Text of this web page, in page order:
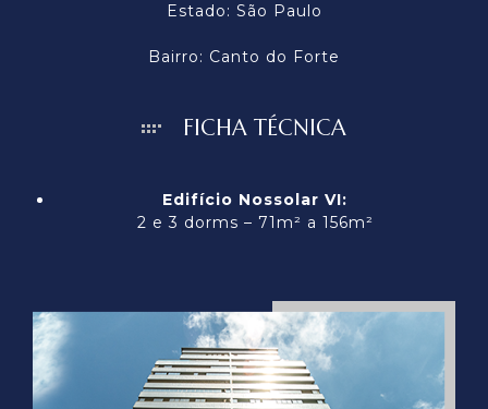
Estado: São Paulo
Bairro: Canto do Forte
FICHA TÉCNICA
Edifício Nossolar VI:
2 e 3 dorms – 71m² a 156m²